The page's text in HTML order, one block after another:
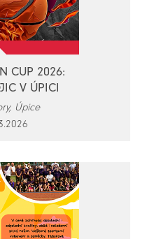
CUP 2026:
V ÚPICI
Úpice